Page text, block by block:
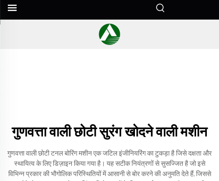
गुणवत्ता वाली छोटी सुरंग खोदने वाली मशीन
गुणवत्ता वाली छोटी टनल बोरिंग मशीन एक जटिल इंजीनियरिंग का टुकड़ा है जिसे दक्षता और
स्थायित्व के लिए डिज़ाइन किया गया है। यह सटीक नियंत्रणों से सुसज्जित है जो इसे
विभिन्न प्रकार की भौगोलिक परिस्थितियों में आसानी से बोर करने की अनुमति देते हैं, जिससे